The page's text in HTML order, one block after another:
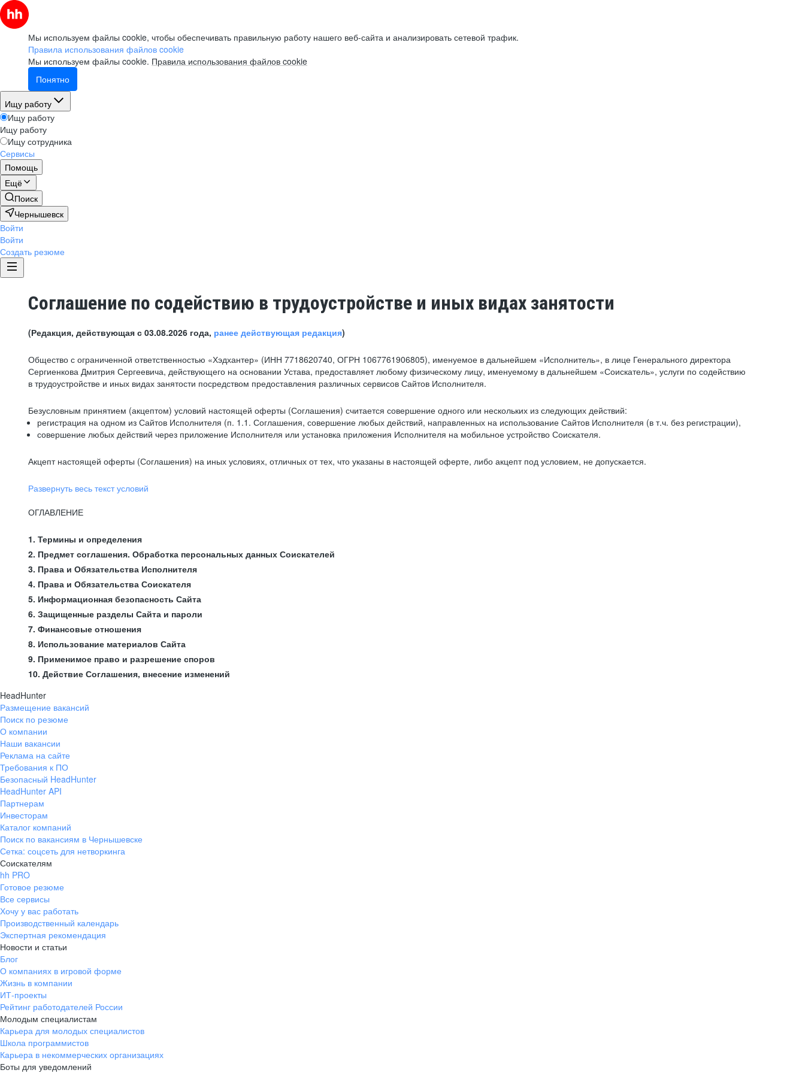
Мы используем файлы cookie, чтобы обеспечивать правильную работу нашего веб-сайта и анализировать сетевой трафик.
Правила использования файлов cookie
Мы используем файлы cookie. Правила использования файлов cookie
Понятно
Ищу работу
Ищу работу
Ищу работу
Ищу сотрудника
Сервисы
Помощь
Ещё
Поиск
Чернышевск
Войти
Войти
Создать резюме
Соглашение по содействию в трудоустройстве и иных видах занятости
(Редакция, действующая с 03.08.2026 года, ранее действующая редакция)
Общество с ограниченной ответственностью «Хэдхантер» (ИНН 7718620740, ОГРН 1067761906805), именуемое в дальнейшем «Исполнитель», в лице Генерального директора
Сергиенкова Дмитрия Сергеевича, действующего на основании Устава, предоставляет любому физическому лицу, именуемому в дальнейшем «Соискатель», услуги по содействию
в трудоустройстве и иных видах занятости посредством предоставления различных сервисов Сайтов Исполнителя.
Безусловным принятием (акцептом) условий настоящей оферты (Соглашения) считается совершение одного или нескольких из следующих действий:
регистрация на одном из Сайтов Исполнителя (п. 1.1. Соглашения, совершение любых действий, направленных на использование Сайтов Исполнителя (в т.ч. без регистрации),
совершение любых действий через приложение Исполнителя или установка приложения Исполнителя на мобильное устройство Соискателя.
Акцепт настоящей оферты (Соглашения) на иных условиях, отличных от тех, что указаны в настоящей оферте, либо акцепт под условием, не допускается.
Развернуть весь текст условий
ОГЛАВЛЕНИЕ
1. Термины и определения
2. Предмет соглашения. Обработка персональных данных Соискателей
3. Права и Обязательства Исполнителя
4. Права и Обязательства Соискателя
5. Информационная безопасность Сайта
6. Защищенные разделы Сайта и пароли
7. Финансовые отношения
8. Использование материалов Сайта
9. Применимое право и разрешение споров
10. Действие Соглашения, внесение изменений
HeadHunter
Размещение вакансий
Поиск по резюме
О компании
Наши вакансии
Реклама на сайте
Требования к ПО
Безопасный HeadHunter
HeadHunter API
Партнерам
Инвесторам
Каталог компаний
Поиск по вакансиям в Чернышевске
Сетка: соцсеть для нетворкинга
Соискателям
hh PRO
Готовое резюме
Все сервисы
Хочу у вас работать
Производственный календарь
Экспертная рекомендация
Новости и статьи
Блог
О компаниях в игровой форме
Жизнь в компании
ИТ-проекты
Рейтинг работодателей России
Молодым специалистам
Карьера для молодых специалистов
Школа программистов
Карьера в некоммерческих организациях
Боты для уведомлений